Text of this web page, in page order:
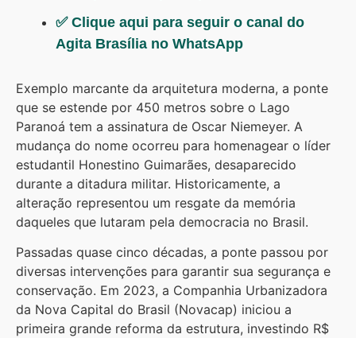
✅ Clique aqui para seguir o canal do
Agita Brasília no WhatsApp
Exemplo marcante da arquitetura moderna, a ponte
que se estende por 450 metros sobre o Lago
Paranoá tem a assinatura de Oscar Niemeyer. A
mudança do nome ocorreu para homenagear o líder
estudantil Honestino Guimarães, desaparecido
durante a ditadura militar. Historicamente, a
alteração representou um resgate da memória
daqueles que lutaram pela democracia no Brasil.
Passadas quase cinco décadas, a ponte passou por
diversas intervenções para garantir sua segurança e
conservação. Em 2023, a Companhia Urbanizadora
da Nova Capital do Brasil (Novacap) iniciou a
primeira grande reforma da estrutura, investindo R$